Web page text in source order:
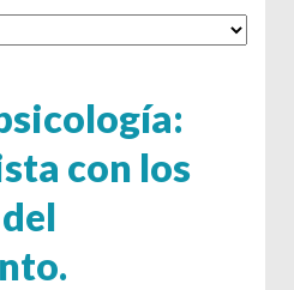
con los